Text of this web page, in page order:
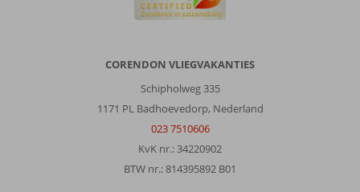
CORENDON VLIEGVAKANTIES
Schipholweg 335
1171 PL Badhoevedorp, Nederland
023 7510606
KvK nr.: 34220902
BTW nr.: 814395892 B01